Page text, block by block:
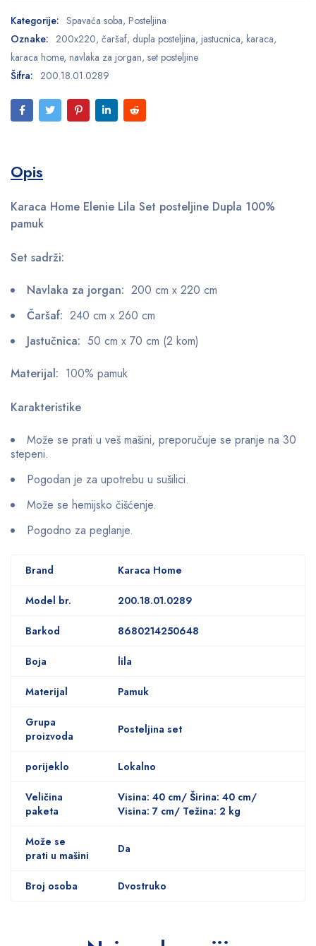
Kategorije: Spavaća soba, Posteljina
Oznake: 200x220, čaršaf, dupla posteljina, jastucnica, karaca,
karaca home, navlaka za jorgan, set posteljine
Šifra: 200.18.01.0289
Opis
Karaca Home Elenie Lila Set posteljine Dupla 100%
pamuk
Set sadrži:
Navlaka za jorgan: 200 cm x 220 cm
Čaršaf: 240 cm x 260 cm
Jastučnica: 50 cm x 70 cm (2 kom)
Materijal: 100% pamuk
Karakteristike
Može se prati u veš mašini, preporučuje se pranje na 30
stepeni.
Pogodan je za upotrebu u sušilici.
Može se hemijsko čišćenje.
Pogodno za peglanje.
Brand Karaca Home
Model br. 200.18.01.0289
Barkod 8680214250648
Boja lila
Materijal Pamuk
Grupa
proizvoda
Posteljina set
porijeklo Lokalno
Veličina
paketa
Visina: 40 cm/ Širina: 40 cm/
Visina: 7 cm/ Težina: 2 kg
Može se
prati u mašini
Da
Broj osoba Dvostruko